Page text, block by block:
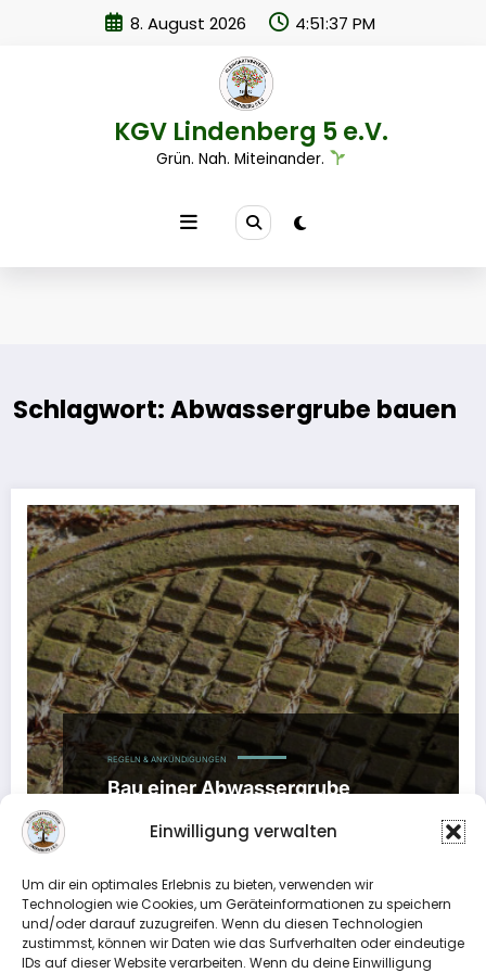
Einwilligung verwalten
Um dir ein optimales Erlebnis zu bieten, verwenden wir
Technologien wie Cookies, um Geräteinformationen zu speichern
und/oder darauf zuzugreifen. Wenn du diesen Technologien
zustimmst, können wir Daten wie das Surfverhalten oder eindeutige
IDs auf dieser Website verarbeiten. Wenn du deine Einwilligung
8. August 2026 4:51:37 PM
KGV Lindenberg 5 e.V.
Grün. Nah. Miteinander.
Schlagwort: Abwassergrube bauen
REGELN & ANKÜNDIGUNGEN
Bau einer Abwassergrube
24. November 2019
planen den Bau einer Abwassergrube in Ihrem
Kleingarten?Unter den folgenden…